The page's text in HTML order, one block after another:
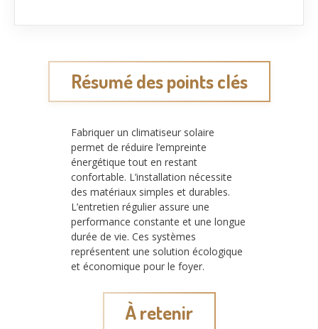
Résumé des points clés
Fabriquer un climatiseur solaire
permet de réduire l’empreinte
énergétique tout en restant
confortable. L’installation nécessite
des matériaux simples et durables.
L’entretien régulier assure une
performance constante et une longue
durée de vie. Ces systèmes
représentent une solution écologique
et économique pour le foyer.
À retenir